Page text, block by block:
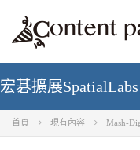
宏碁擴展
首頁 現有內容 Mash-